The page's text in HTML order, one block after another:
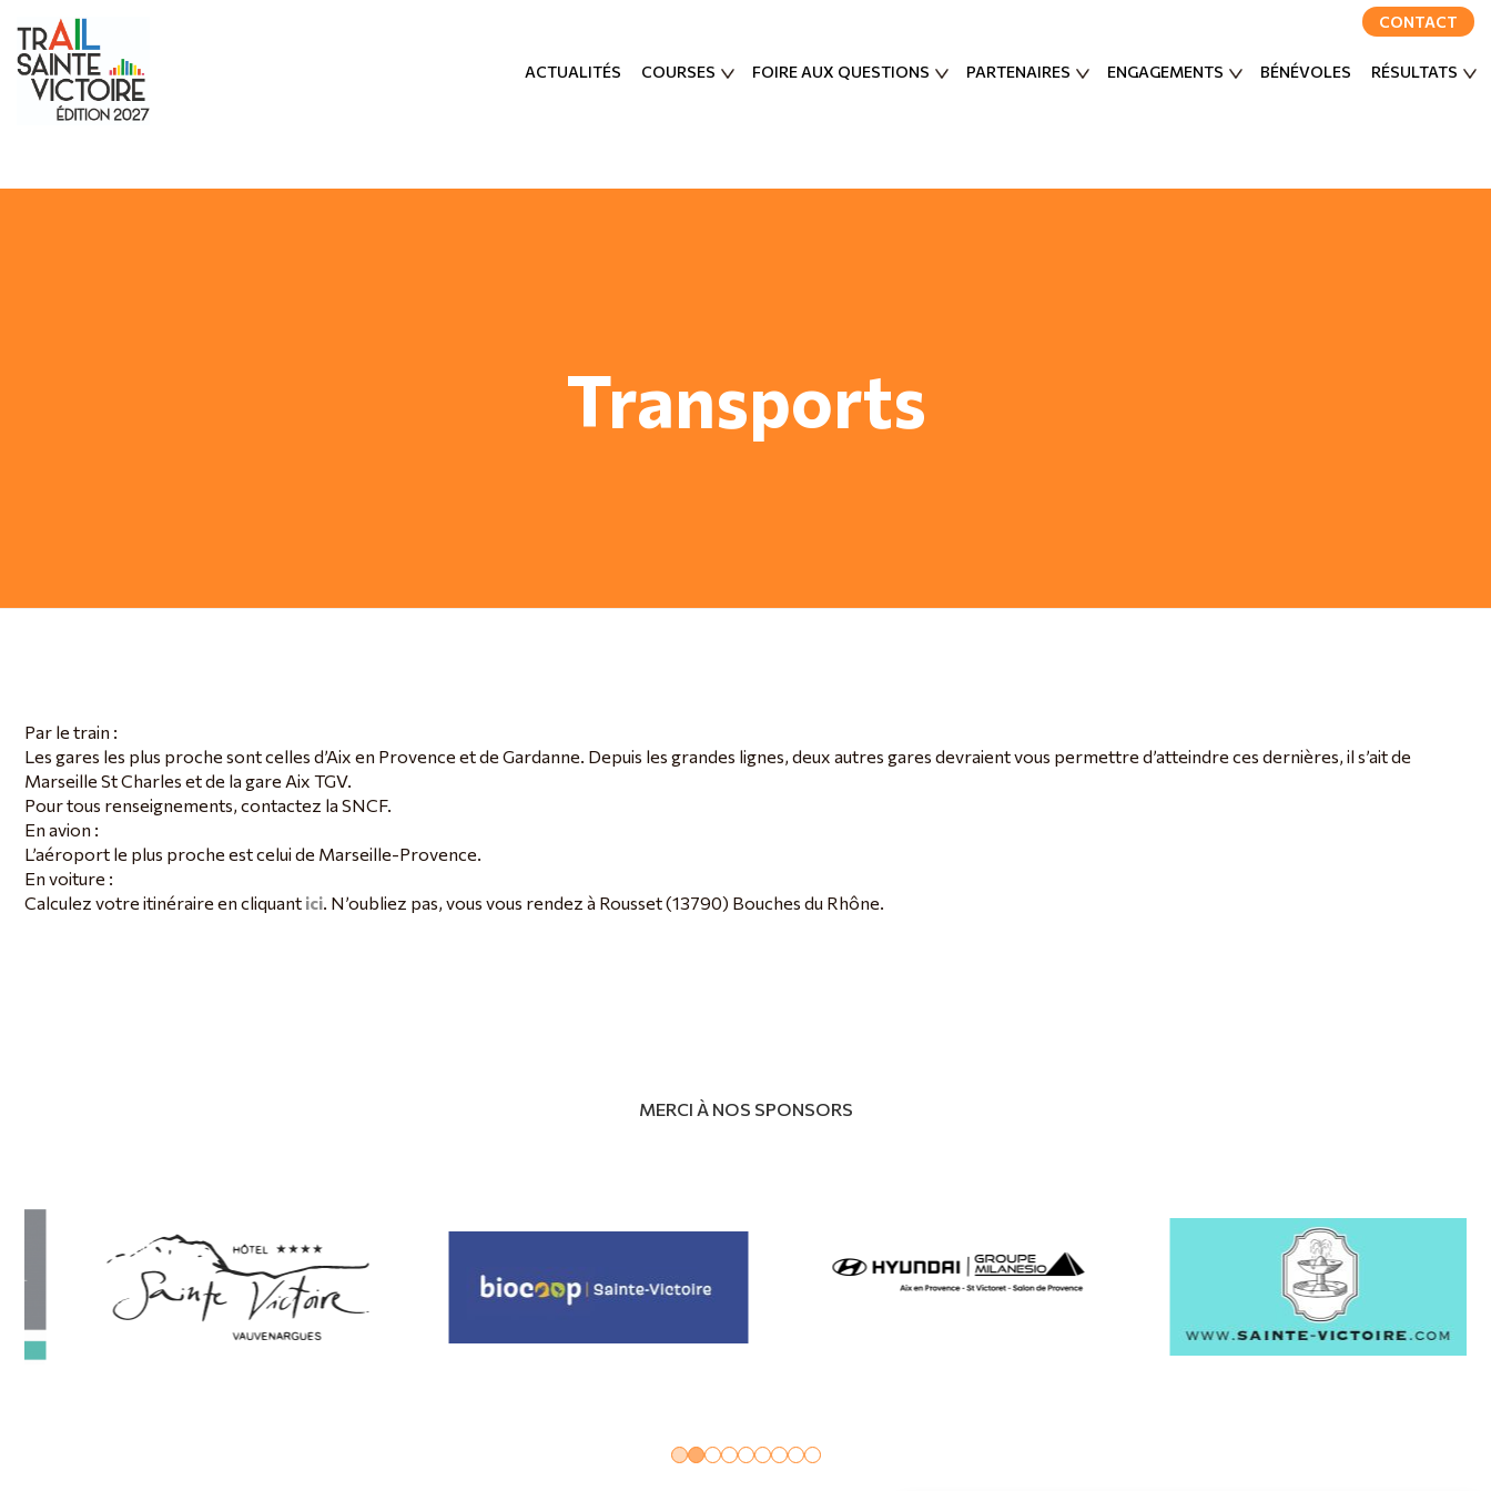
ACTUALITÉS COURSES FOIRE AUX QUESTIONS PARTENAIRES ENGAGEMENTS BÉNÉVOLES RÉSULTATS
CONTACT
Transports
Par le train :
Les gares les plus proche sont celles d’Aix en Provence et de Gardanne. Depuis les grandes lignes, deux autres gares devraient vous permettre d’atteindre ces dernières, il s’ait de
Marseille St Charles et de la gare Aix TGV.
Pour tous renseignements, contactez la SNCF.
En avion :
L’aéroport le plus proche est celui de Marseille-Provence.
En voiture :
Calculez votre itinéraire en cliquant ici. N’oubliez pas, vous vous rendez à Rousset (13790) Bouches du Rhône.
MERCI À NOS SPONSORS